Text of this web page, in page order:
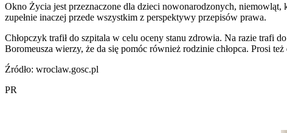
Okno Życia jest przeznaczone dla dzieci nowonarodzonych,
zupełnie inaczej przede wszystkim z perspektywy przepisów prawa.
Chłopczyk trafił do szpitala w celu oceny stanu zdrowia. Na razie trafi
Boromeusza wierzy, że da się pomóc również rodzinie chłopca. Prosi
Źródło: wroclaw.gosc.pl
PR